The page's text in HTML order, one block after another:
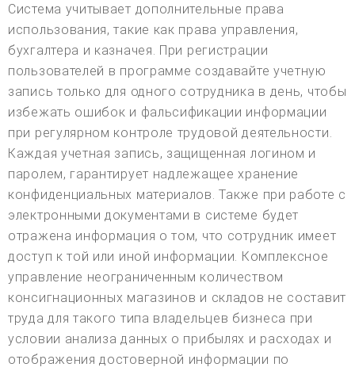
Система учитывает дополнительные права
использования, такие как права управления,
бухгалтера и казначея. При регистрации
пользователей в программе создавайте учетную
запись только для одного сотрудника в день, чтобы
избежать ошибок и фальсификации информации
при регулярном контроле трудовой деятельности.
Каждая учетная запись, защищенная логином и
паролем, гарантирует надлежащее хранение
конфиденциальных материалов. Также при работе с
электронными документами в системе будет
отражена информация о том, что сотрудник имеет
доступ к той или иной информации. Комплексное
управление неограниченным количеством
консигнационных магазинов и складов не составит
труда для такого типа владельцев бизнеса при
условии анализа данных о прибылях и расходах и
отображения достоверной информации по